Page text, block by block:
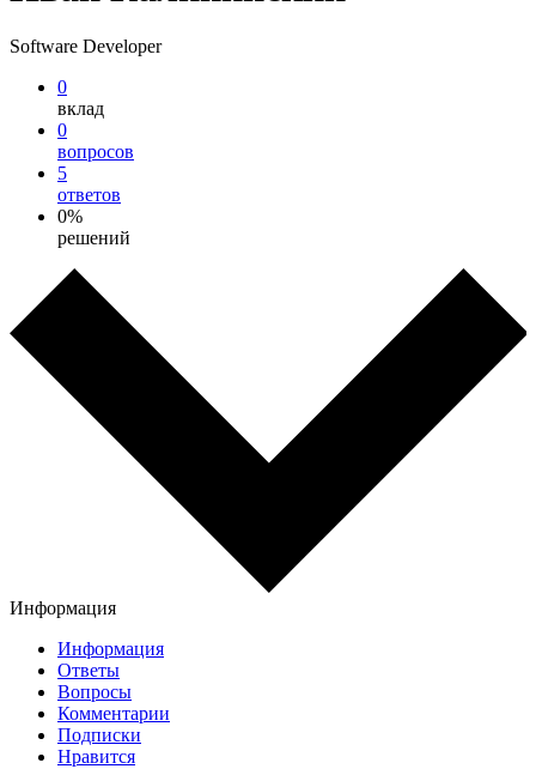
Software Developer
0
вклад
0
вопросов
5
ответов
0%
решений
Информация
Информация
Ответы
Вопросы
Комментарии
Подписки
Нравится